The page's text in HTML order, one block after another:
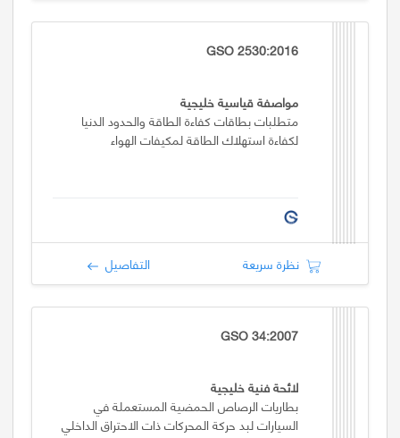
GSO 2530:2016
مواصفة قياسية خليجية
متطلبات بطاقات كفاءة الطاقة والحدود الدنيا
لكفاءة استهلاك الطاقة لمكيفات الهواء
نظرة سريعة التفاصيل
GSO 34:2007
لائحة فنية خليجية
بطاريات الرصاص الحمضية المستعملة في
السيارات لبد حركة المحركات ذات الاحتراق الداخلي